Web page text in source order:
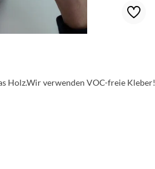
Holz.Wir verwenden VOC-freie Kleber!